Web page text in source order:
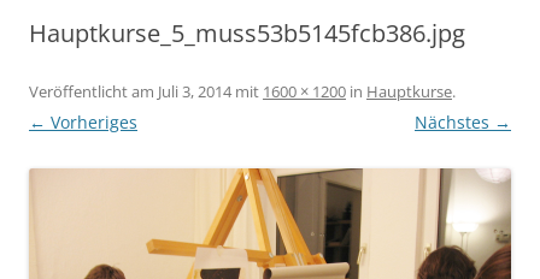
Hauptkurse_5_muss53b5145fcb386.jpg
Veröffentlicht am Juli 3, 2014mit 1600 × 1200 in Hauptkurse.
← Vorheriges Nächstes →